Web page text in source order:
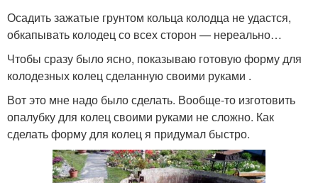
Осадить зажатые грунтом кольца колодца не удастся,
обкапывать колодец со всех сторон — нереально…
Чтобы сразу было ясно, показываю готовую форму для
колодезных колец сделанную своими руками .
Вот это мне надо было сделать. Вообще-то изготовить
опалубку для колец своими руками не сложно. Как
сделать форму для колец я придумал быстро.